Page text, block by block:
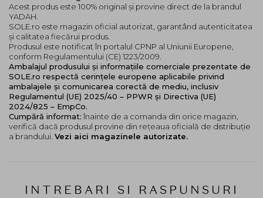
INTREBARI SI RASPUNSURI
Acest produs este 100% original și provine direct de la brandul
YADAH.
SOLE.ro este magazin oficial autorizat, garantând autenticitatea
și calitatea fiecărui produs.
Produsul este notificat în portalul CPNP al Uniunii Europene,
conform Regulamentului (CE) 1223/2009.
Ambalajul produsului și informațiile comerciale prezentate de
SOLE.ro respectă cerințele europene aplicabile privind
ambalajele și comunicarea corectă de mediu, inclusiv
Regulamentul (UE) 2025/40 – PPWR și Directiva (UE)
2024/825 – EmpCo.
Cumpără informat: înainte de a comanda din orice magazin,
verifică dacă produsul provine din rețeaua oficială de distribuție
a brandului. Vezi aici magazinele autorizate.